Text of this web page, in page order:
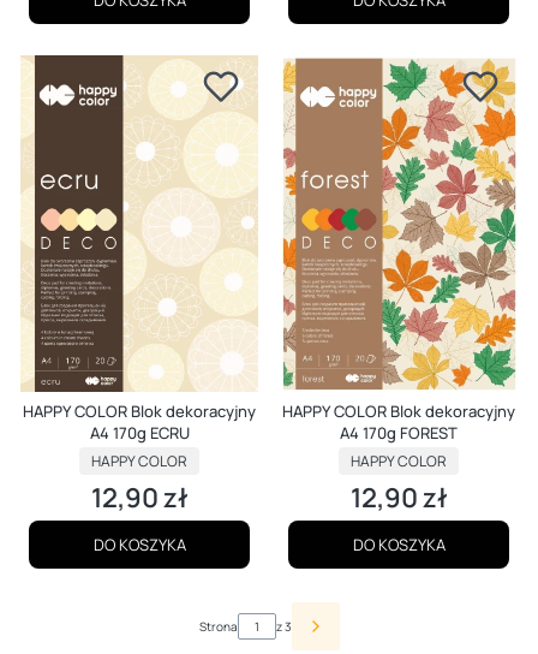
HAPPY COLOR Blok dekoracyjny
A4 170g ECRU
PRODUCENT
HAPPY COLOR
Cena
12,90 zł
DO KOSZYKA
HAPPY COLOR Blok dekoracyjny
A4 170g FOREST
PRODUCENT
HAPPY COLOR
Cena
12,90 zł
DO KOSZYKA
Strona z 3